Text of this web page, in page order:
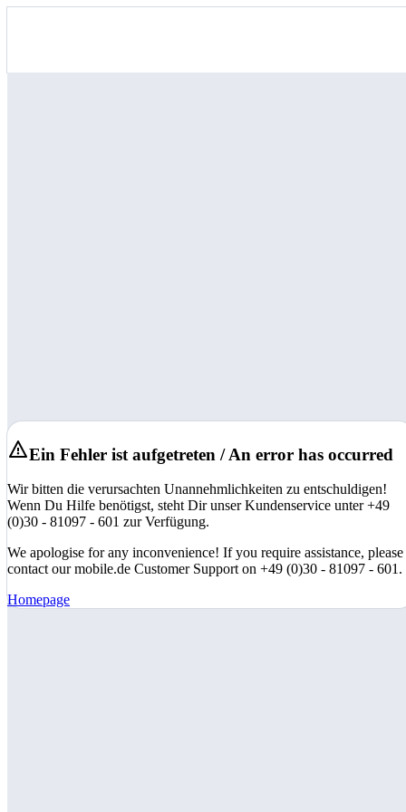
Ein Fehler ist aufgetreten / An error has occurred
Wir bitten die verursachten Unannehmlichkeiten zu entschuldigen!
Wenn Du Hilfe benötigst, steht Dir unser Kundenservice unter +49
(0)30 - 81097 - 601 zur Verfügung.
We apologise for any inconvenience! If you require assistance, please
contact our mobile.de Customer Support on +49 (0)30 - 81097 - 601.
Homepage